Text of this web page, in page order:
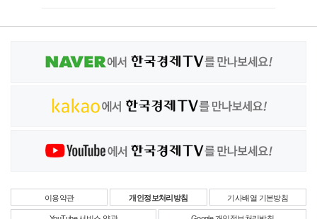
이용약관 개인정보처리방침 기사배열 기본방침